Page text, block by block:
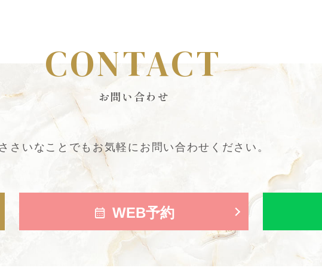
CONTACT
お問い合わせ
さいなことでも お気軽にお問い合わせください。
WEB予約